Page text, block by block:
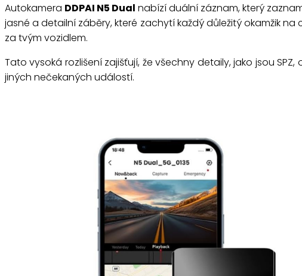
Autokamera DDPAI N5 Dual nabízí duální záznam, který
jasné a detailní záběry, které zachytí každý důležitý okamžik na
za tvým vozidlem.
Tato vysoká rozlišení zajišťují, že všechny detaily, jako jsou
jiných nečekaných událostí.